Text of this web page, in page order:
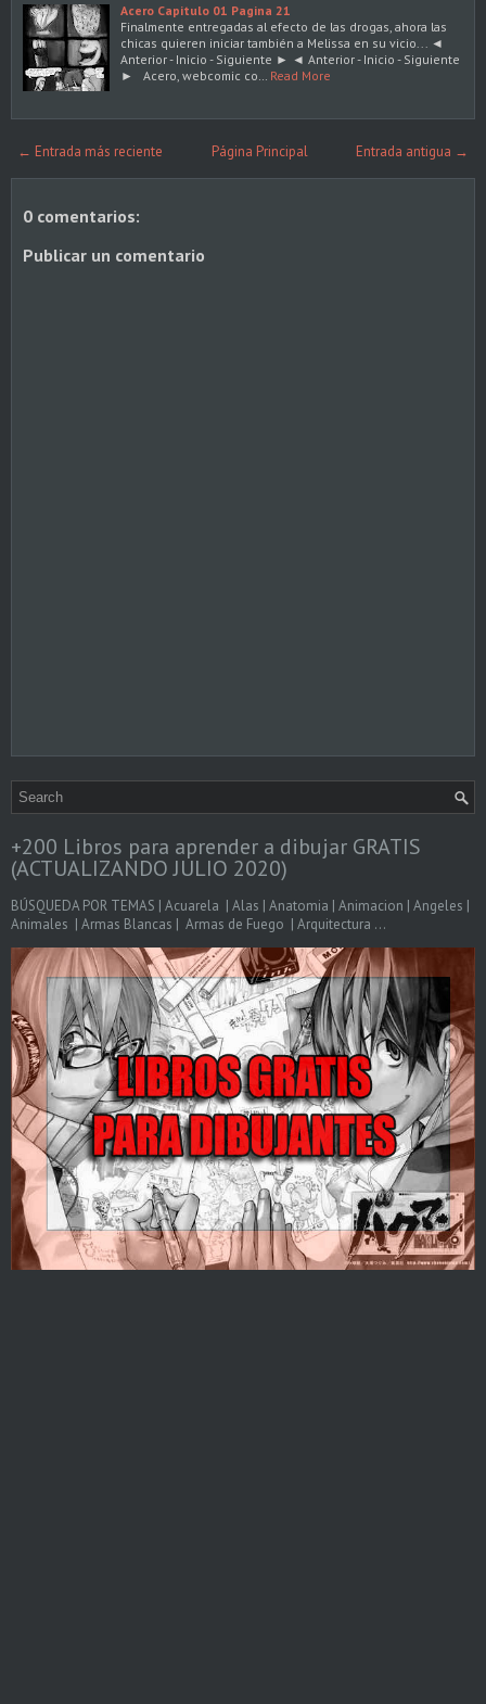
Acero Capitulo 01 Pagina 21
Finalmente entregadas al efecto de las drogas, ahora las
chicas quieren iniciar también a Melissa en su vicio... ◄
Anterior - Inicio - Siguiente ► ◄ Anterior - Inicio - Siguiente
► Acero, webcomic co…
Read More
← Entrada más reciente Entrada antigua →
Página Principal
0 comentarios:
Publicar un comentario
+200 Libros para aprender a dibujar GRATIS
(ACTUALIZANDO JULIO 2020)
BÚSQUEDA POR TEMAS | Acuarela | Alas | Anatomia | Animacion | Angeles |
Animales | Armas Blancas | Armas de Fuego | Arquitectura ...